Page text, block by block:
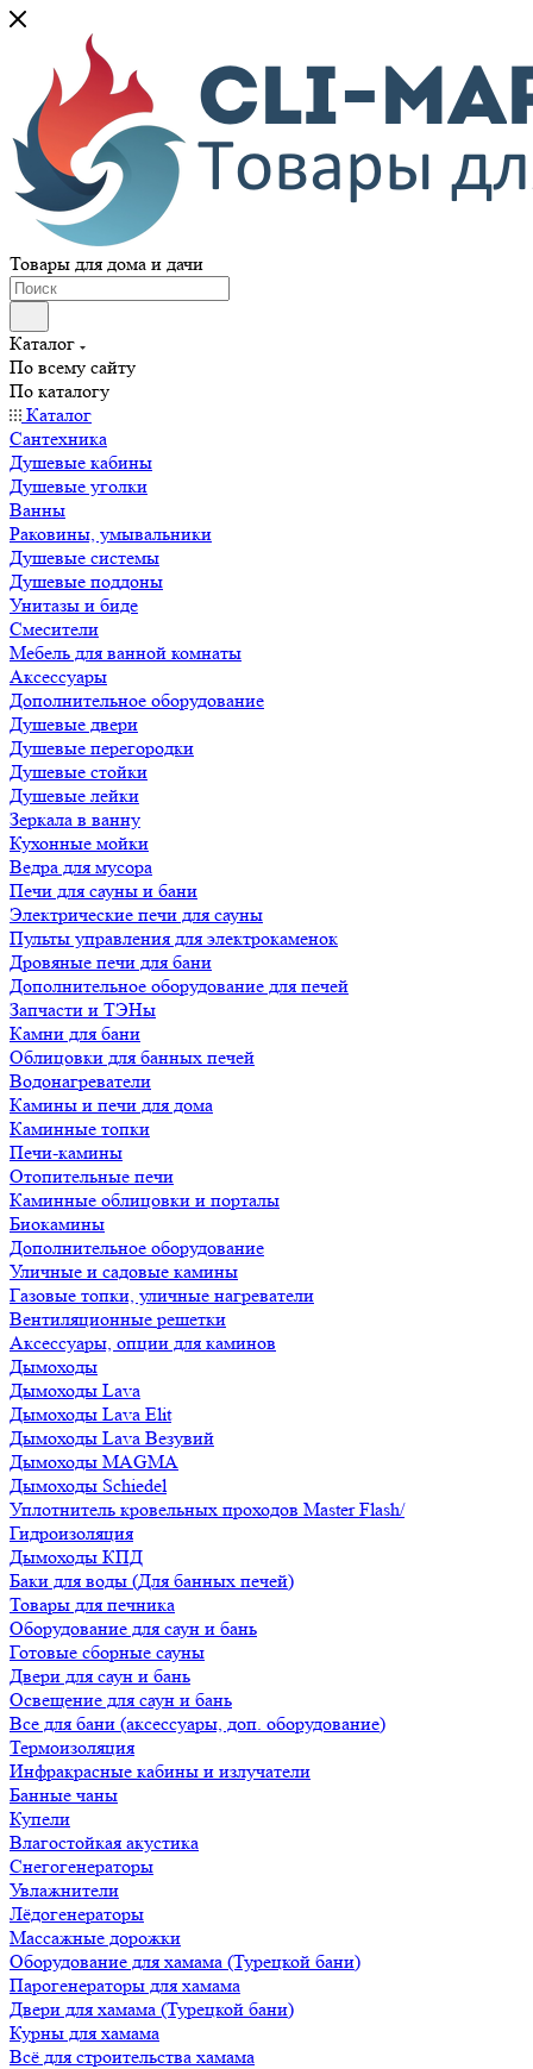
Товары для дома и дачи
Каталог
По всему сайту
По каталогу
Каталог
Сантехника
Душевые кабины
Душевые уголки
Ванны
Раковины, умывальники
Душевые системы
Душевые поддоны
Унитазы и биде
Смесители
Мебель для ванной комнаты
Аксессуары
Дополнительное оборудование
Душевые двери
Душевые перегородки
Душевые стойки
Душевые лейки
Зеркала в ванну
Кухонные мойки
Ведра для мусора
Печи для сауны и бани
Электрические печи для сауны
Пульты управления для электрокаменок
Дровяные печи для бани
Дополнительное оборудование для печей
Запчасти и ТЭНы
Камни для бани
Облицовки для банных печей
Водонагреватели
Камины и печи для дома
Каминные топки
Печи-камины
Отопительные печи
Каминные облицовки и порталы
Биокамины
Дополнительное оборудование
Уличные и садовые камины
Газовые топки, уличные нагреватели
Вентиляционные решетки
Аксессуары, опции для каминов
Дымоходы
Дымоходы Lava
Дымоходы Lava Elit
Дымоходы Lava Везувий
Дымоходы MAGMA
Дымоходы Schiedel
Уплотнитель кровельных проходов Master Flash/
Гидроизоляция
Дымоходы КПД
Баки для воды (Для банных печей)
Товары для печника
Оборудование для саун и бань
Готовые сборные сауны
Двери для саун и бань
Освещение для саун и бань
Все для бани (аксессуары, доп. оборудование)
Термоизоляция
Инфракрасные кабины и излучатели
Банные чаны
Купели
Влагостойкая акустика
Снегогенераторы
Увлажнители
Лёдогенераторы
Массажные дорожки
Оборудование для хамама (Турецкой бани)
Парогенераторы для хамама
Двери для хамама (Турецкой бани)
Курны для хамама
Всё для строительства хамама